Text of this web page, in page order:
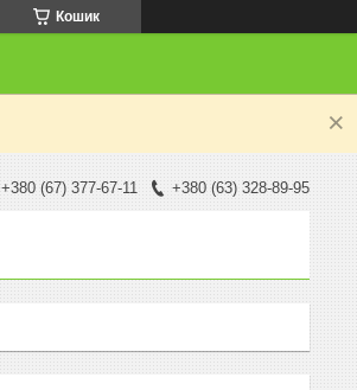
Кошик
+380 (67) 377-67-11 +380 (63) 328-89-95